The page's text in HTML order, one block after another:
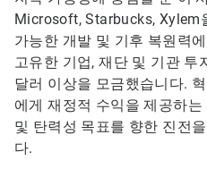
Microsoft, Starbucks, Xylem
가능한 개발 및 기후 복원력
고유한 기업, 재단 및 기관
달러 이상을 모금했습니다.
에게 재정적 수익을 제공하
및 탄력성 목표를 향한 진전
다.